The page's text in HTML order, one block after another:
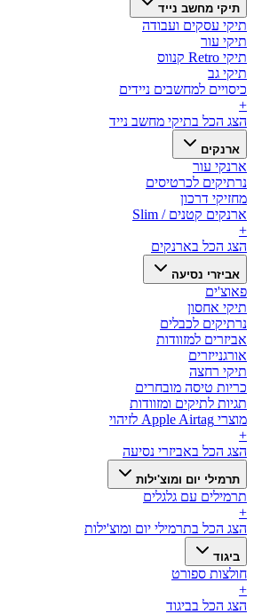
תיקי מחשב נייד
תיקי עסקים ועבודה
תיקי עור
תיקי Retro קנווס
תיקי גב
כיסויים למחשבים ניידים
+
הצג הכל בתיקי מחשב נייד
ארנקים
ארנקי עור
נרתיקים לכרטיסים
מחזיקי דרכון
ארנקים קטנים / Slim
+
הצג הכל בארנקים
אביזרי נסיעה
פאוצ'ים
תיקי אחסון
נרתיקים לכבלים
אביזרים למזוודות
אורגנייזרים
תיקי רחצה
כריות טיסה מובחרים
תגיות לתיקים ומזוודות
מוצרי Apple Airtag לזיהוי
+
הצג הכל באביזרי נסיעה
תרמילי יום ומוצ'ילות
תרמילים עם גלגלים
+
הצג הכל בתרמילי יום ומוצ'ילות
ביגוד
חולצות ספורט
+
הצג הכל בביגוד